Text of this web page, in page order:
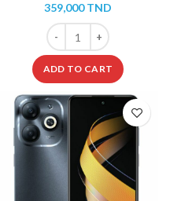
6Go 128Go - Noir - Garantie
359,000TND
Smartphone INFINIX
ADD TO CART